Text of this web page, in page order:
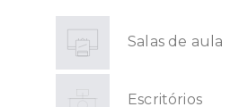
Salas de aula
Escritórios